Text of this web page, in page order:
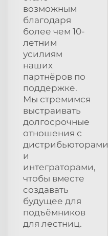
возможным
благодаря
более чем 10-
летним
усилиям
наших
партнёров по
поддержке.
Мы стремимся
выстраивать
долгосрочные
отношения с
дистрибьюторами
и
интеграторами,
чтобы вместе
создавать
будущее для
подъёмников
для лестниц.